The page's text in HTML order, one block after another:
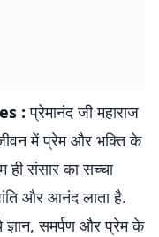
:प्रेमानंद जी महाराज
में प्रेम और भक्ति के
ही संसार का सच्चा
और आनंद लाता है.
समर्पण और प्रेम के